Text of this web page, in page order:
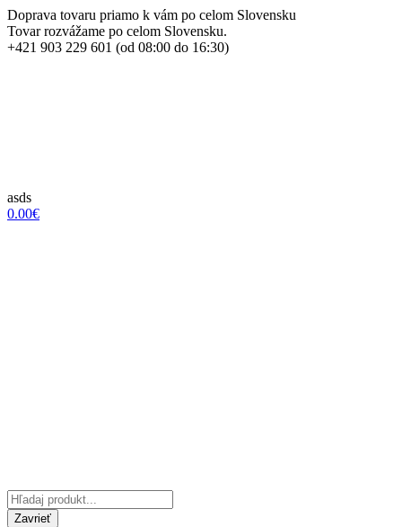
Doprava tovaru priamo k vám po celom Slovensku
Tovar rozvážame po celom Slovensku.
+421 903 229 601 (od 08:00 do 16:30)
asds
0.00€
Zavrieť